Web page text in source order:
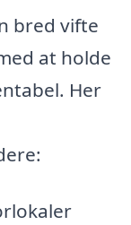
bred vifte
at holde
Her